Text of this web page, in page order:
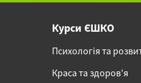
Курси ЄШКО
Психологія та
Краса та здоров’я